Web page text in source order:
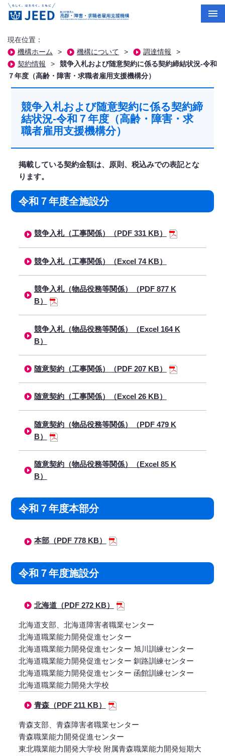
現在位置：
機構ホーム
> 機構について > 調達情報
>
契約情報
>
競争入札および随意契約に係る契約締結状況-令和
７年度（高齢・障害・求職者雇用支援機構分）
競争入札および随意契約に係る契約締
結状況-令和７年度（高齢・障害・求
職者雇用支援機構分）
掲載している契約金額は、原則、税込みでの表記とな
ります。
令和７年度全施設分
競争入札（工事関係）（PDF 331 KB）
競争入札（工事関係）（Excel 74 KB）
競争入札（物品役務等関係）（PDF 877 K
B）
競争入札（物品役務等関係）（Excel 164 K
B）
随意契約（工事関係）（PDF 207 KB）
随意契約（工事関係）（Excel 26 KB）
随意契約（物品役務等関係）（PDF 479 K
B）
随意契約（物品役務等関係）（Excel 85 K
B）
令和７年度本部分
本部（PDF 778 KB）
令和７年度施設分
北海道（PDF 272 KB）
北海道支部、北海道障害者職業センター
北海道職業能力開発促進センター
北海道職業能力開発促進センター 旭川訓練センター
北海道職業能力開発促進センター 釧路訓練センター
北海道職業能力開発促進センター 函館訓練センター
北海道職業能力開発大学校
青森（PDF 211 KB）
青森支部、青森障害者職業センター
青森職業能力開発促進センター
東北職業能力開発大学校 附属青森職業能力開発短期大